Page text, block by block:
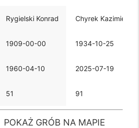
Rygielski Konrad
1909-00-00
1960-04-10
51
Chyrek Kazimierz
1934-10-25
2025-07-19
91
POKAŻ GRÓB NA MAPIE